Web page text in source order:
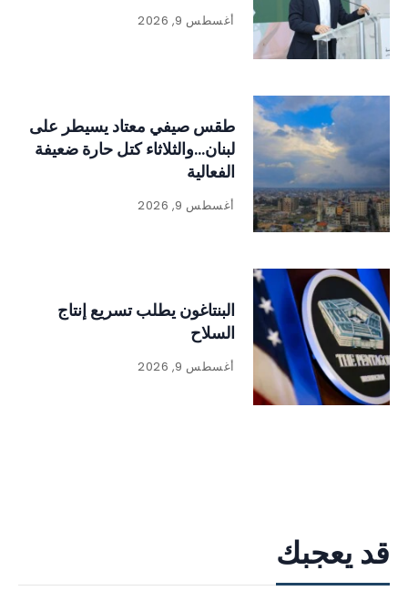
أغسطس 9, 2026
طقس صيفي معتاد يسيطر على
لبنان…والثلاثاء كتل حارة ضعيفة
الفعالية
أغسطس 9, 2026
البنتاغون يطلب تسريع إنتاج
السلاح
أغسطس 9, 2026
قد يعجبك